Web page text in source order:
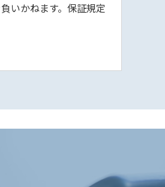
いかねます。保証規定